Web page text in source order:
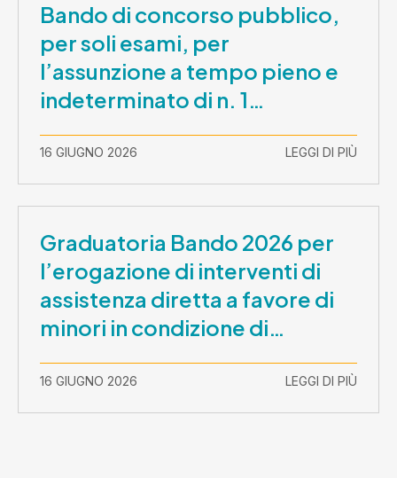
Bando di concorso pubblico,
per soli esami, per
l’assunzione a tempo pieno e
indeterminato di n. 1
Assistente Sociale –
Comunicazione prova scritta e
prova orale
16 GIUGNO 2026 LEGGI DI PIÙ
Graduatoria Bando 2026 per
l’erogazione di interventi di
assistenza diretta a favore di
minori in condizione di
disabilità con necessità di
sostegno elevato e molto
elevato (Misura B2) per
16 GIUGNO 2026 LEGGI DI PIÙ